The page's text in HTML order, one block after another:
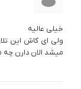
خیلی عالیه
ولی ای کاش این
میشد الان دارن چه